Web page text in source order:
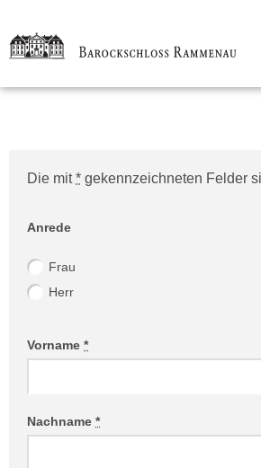
Die mit* gekennzeichneten Felder
Anrede
Frau
Herr
Vorname *
Nachname *